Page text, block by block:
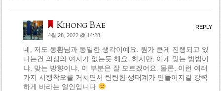
Kihong Bae
4월 28, 2022 @ 14:28
네, 저도 동환님과 동일한 생각이예요. 뭔가 큰게 진행되고 있
다는건 의심의 여지가 없는듯 해요. 하지만, 이게 맞는 방법이
냐, 맞는 방향이냐, 이 부분은 잘 모르겠어요. 물론, 이런 여러
가지 시행착오를 거치면서 탄탄한 생태계가 만들어지길 강력
하게 바라는 일인입니다
REPLY